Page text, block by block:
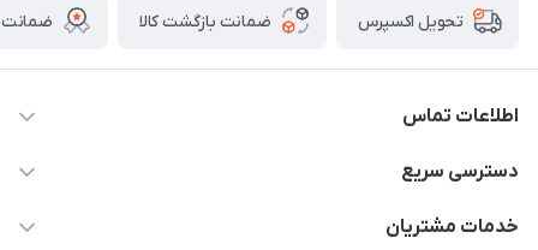
تحویل اکسپرس ضمانت بازگشت کالا ضمانت
اطلاعات تماس
02136781755
دسترسی سریع
پلنر و دفتر
خدمات مشتریان